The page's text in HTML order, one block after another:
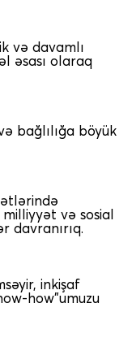
və davamlı
əsası olaraq
bağlılığa böyük
və sosial
davranırıq.
inkişaf
how”umuzu